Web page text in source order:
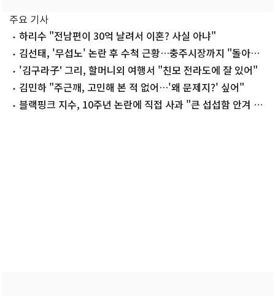
주요 기사
하리수 "전남편이 30억 날려서 이혼? 사실 아냐"
김선태, '무섭노' 논란 후 수척 근황…충주시장까지 "돌아올
생각 없냐?"
'김구라子' 그리, 할머니외 여행서 "친모 전라도에 잘 있어"
김민하 "주근깨, 고민해 본 적 없어…'왜 문제지?' 싶어"
블랙핑크 지수, 10주년 논란에 직접 사과 "큰 섭섭함 안겨 미